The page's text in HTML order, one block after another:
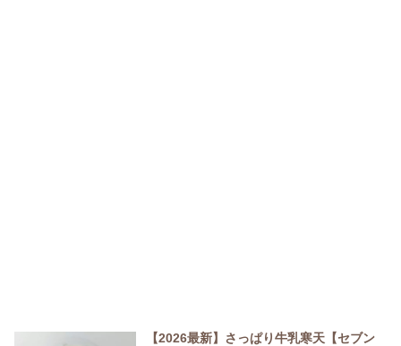
【2026最新】さっぱり牛乳寒天【セブン